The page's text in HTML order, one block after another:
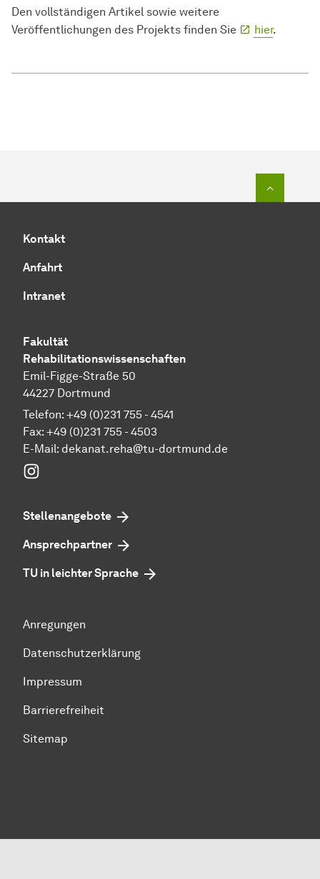
Den vollständigen Artikel sowie weitere
Veröffentlichungen des Projekts finden Sie
hier.
Kontakt
Anfahrt
Intranet
Fakultät
Rehabilitationswissenschaften
Emil-Figge-Straße 50
44227 Dortmund
Telefon: +49 (0)231 755 - 4541
Fax: +49 (0)231 755 - 4503
E-Mail: dekanat.reha@tu-dortmund.de
Stellenangebote
Ansprechpartner
TU in leichter Sprache
Anregungen
Datenschutzerklärung
Impressum
Barrierefreiheit
Sitemap